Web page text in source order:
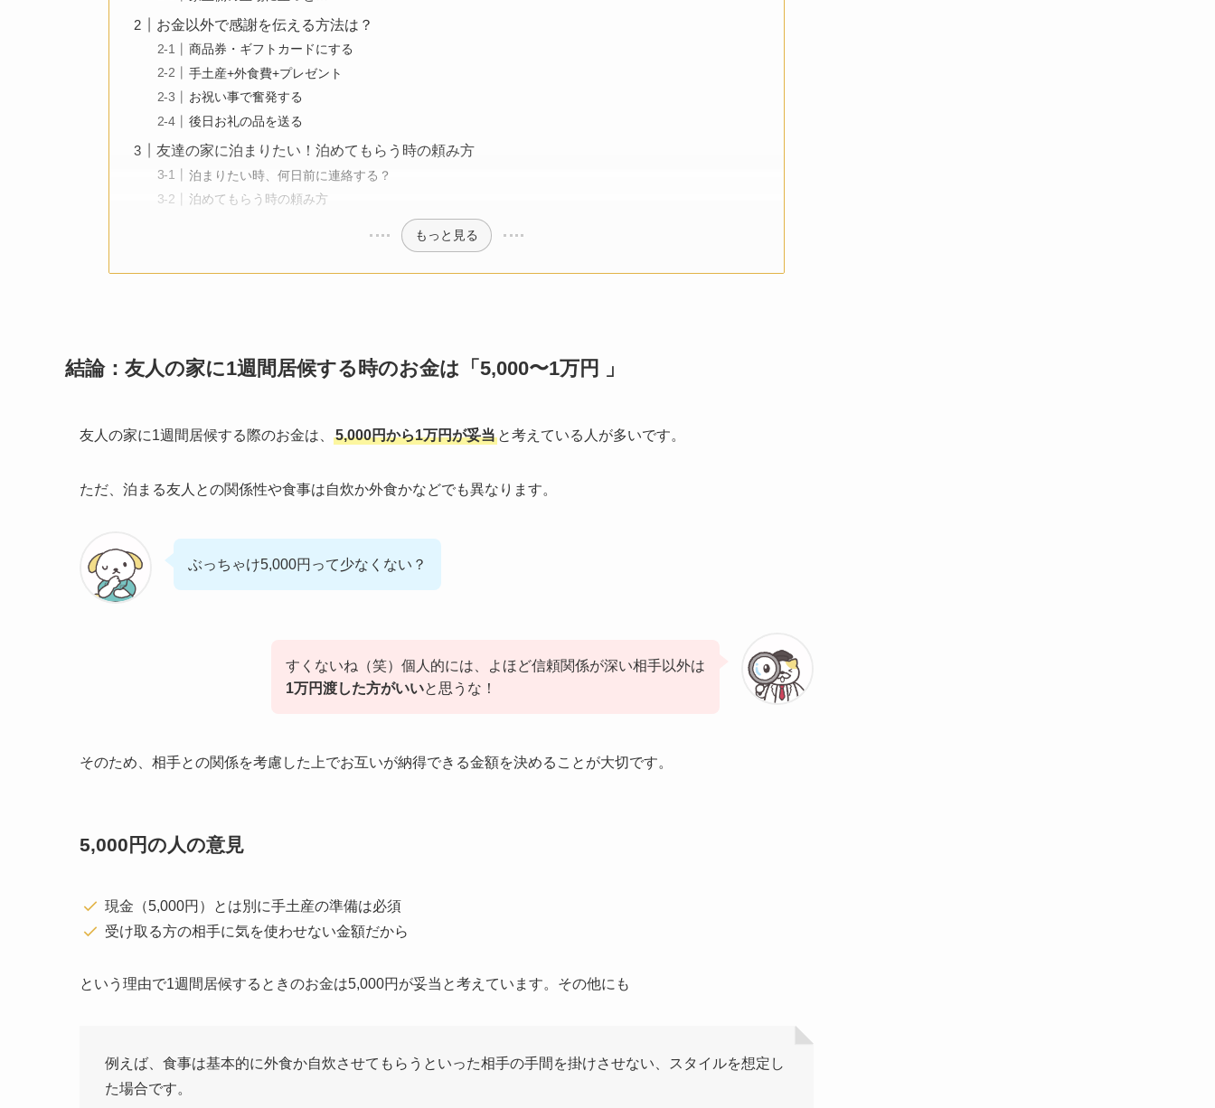
お金以外で感謝を伝える方法は？
商品券・ギフトカードにする
手土産+外食費+プレゼント
お祝い事で奮発する
後日お礼の品を送る
友達の家に泊まりたい！泊めてもらう時の頼み方
泊まりたい時、何日前に連絡する？
泊めてもらう時の頼み方
もっと見る
結論：友人の家に1週間居候する時のお金は「5,000〜1万円 」
友人の家に1週間居候する際のお金は、 5,000円から1万円が妥当 と考えている人が多いです。
ただ、泊まる友人との関係性や食事は自炊か外食かなどでも異なります。
ぶっちゃけ5,000円って少なくない？
すくないね（笑）個人的には、よほど信頼関係が深い相手以外は
1万円渡した方がいいと思うな！
そのため、相手との関係を考慮した上でお互いが納得できる金額を決めることが大切です。
5,000円の人の意見
現金（5,000円）とは別に手土産の準備は必須
受け取る方の相手に気を使わせない金額だから
という理由で1週間居候するときのお金は5,000円が妥当と考えています。その他にも
例えば、食事は基本的に外食か自炊させてもらうといった相手の手間を掛けさせない、スタイルを想定し
た場合です。